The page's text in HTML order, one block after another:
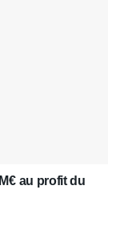
au profit du